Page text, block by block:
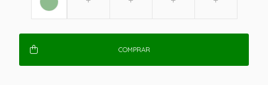
COMPRAR